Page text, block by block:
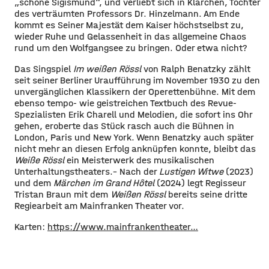
„schöne Sigismund“, und verliebt sich in Klärchen, Tochter
des verträumten Professors Dr. Hinzelmann. Am Ende
kommt es Seiner Majestät dem Kaiser höchstselbst zu,
wieder Ruhe und Gelassenheit in das allgemeine Chaos
rund um den Wolfgangsee zu bringen. Oder etwa nicht?
Das Singspiel Im weißen Rösslvon Ralph Benatzky zählt
seit seiner Berliner Uraufführung im November 1930 zu den
unvergänglichen Klassikern der Operettenbühne. Mit dem
ebenso tempo- wie geistreichen Textbuch des Revue-
Spezialisten Erik Charell und Melodien, die sofort ins Ohr
gehen, eroberte das Stück rasch auch die Bühnen in
London, Paris und New York. Wenn Benatzky auch später
nicht mehr an diesen Erfolg anknüpfen konnte, bleibt das
Weiße Rösslein Meisterwerk des musikalischen
Unterhaltungstheaters.– Nach der Lustigen Witwe (2023)
und dem Märchen im Grand Hôtel(2024) legt Regisseur
Tristan Braun mit dem Weißen Rösslbereits seine dritte
Regiearbeit am Mainfranken Theater vor.
Karten: https://www.mainfrankentheater…